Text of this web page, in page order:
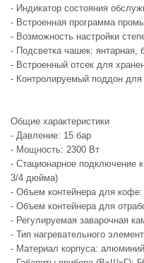
- Индикатор состояния
- Встроенная программа
- Возможность настройки
- Подсветка чашек: янтарная,
- Встроенный отсек для
- Контролируемый поддон для
Общие характеристики
- Давление: 15 бар
- Мощность: 2300 Вт
- Стационарное подключение
3/4 дюйма)
- Объем контейнера для кофе:
- Объем контейнера для
- Регулируемая заварочная
- Тип нагревательного
- Материал корпуса: алюминий